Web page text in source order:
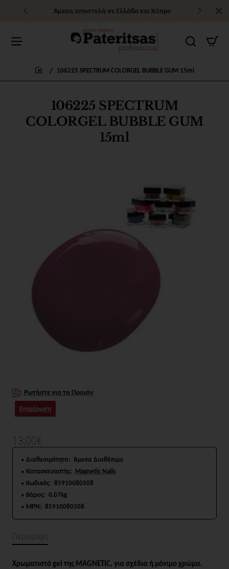
Άμεση αποστολή σε Ελλάδα και Κύπρο
106225 SPECTRUM
COLORGEL BUBBLE GUM
15ml
106225 SPECTRUM COLORGEL BUBBLE GUM 15ml
Ρωτήστε για το Προιόν
Ενημέρωση
13,00€
Διαθεσιμότητα: Άμεσα Διαθέσιμο
Κατασκευαστής: Magnetic Nails
Κωδικός: 85910080508
Βάρος: 0.07kg
MPN: 85910080508
Περιγραφή
Χρωματιστό gel της MAGNETIC, για σχέδια ή μόνιμο χρώμα.